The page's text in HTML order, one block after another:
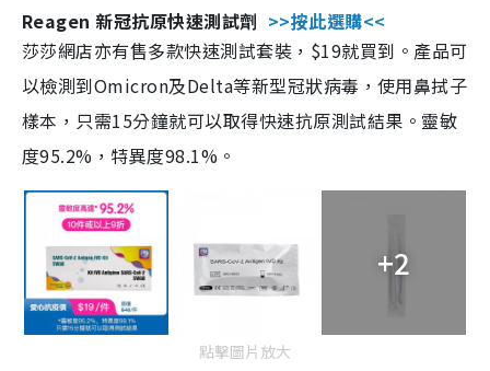
Reagen 新冠抗原快速測試劑 >>按此選購<<
莎莎網店亦有售多款快速測試套裝，$19就買到。產品可
以檢測到Omicron及Delta等新型冠狀病毒，使用鼻拭子
樣本，只需15分鐘就可以取得快速抗原測試結果。靈敏
度95.2%，特異度98.1%。
+2
點擊圖片放大